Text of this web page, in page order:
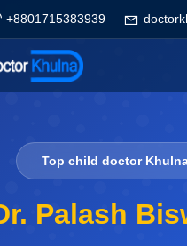
+8801715383939
Top child doctor
Palash